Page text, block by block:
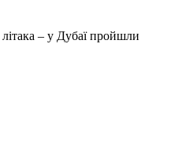
– у Дубаї пройшли